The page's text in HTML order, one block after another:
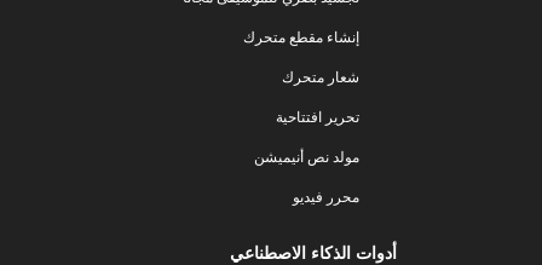
إنشاء مقطع متحرك
شعار متحرك
تحرير افتتاحية
مولد نص أنيميشن
محرر فيديو
أدوات الذكاء الاصطناعي